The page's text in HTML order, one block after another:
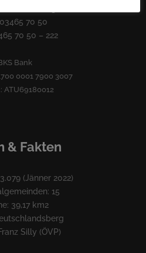
70 50
70 50 – 222
Bank
0001 7900 3007
ATU69180012
& Fakten
(Jänner 2022)
15
39,17 km2
Silly (ÖVP)